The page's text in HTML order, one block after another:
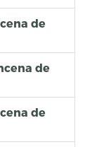
de
de
de